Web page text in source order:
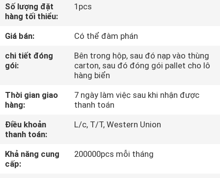
CHUYẾN
THAM
QUAN
NHÀ
KIỂM
SOÁT
CHẤT
LƯỢNG
Số lượng đặt
hàng tối thiểu:
1pcs
Giá bán:
Có thể đàm phán
chi tiết đóng
gói:
Bên trong hộp, sau đó nạp vào thùng
carton, sau đó đóng gói pallet cho lô
hàng biển
Thời gian giao
hàng:
7 ngày làm việc sau khi nhận được
thanh toán
Điều khoản
thanh toán:
L/c, T/T, Western Union
Khả năng cung
cấp:
200000pcs mỗi tháng